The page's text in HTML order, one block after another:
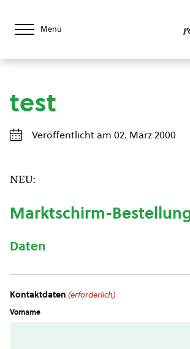
Menü
test
Veröffentlicht am 02. März 2000
NEU:
Marktschirm-
Daten
Kontaktdaten (erforderlich)
Vorname